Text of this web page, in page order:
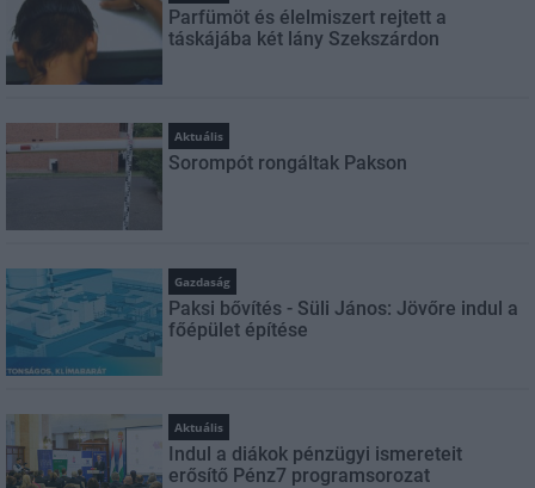
Parfümöt és élelmiszert rejtett a
táskájába két lány Szekszárdon
Aktuális
Sorompót rongáltak Pakson
Gazdaság
Paksi bővítés - Süli János: Jövőre indul a
főépület építése
Aktuális
Indul a diákok pénzügyi ismereteit
erősítő Pénz7 programsorozat